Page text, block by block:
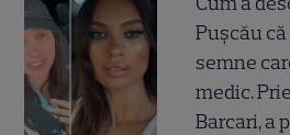
Pușcău
semne
medic.
Barcari, a